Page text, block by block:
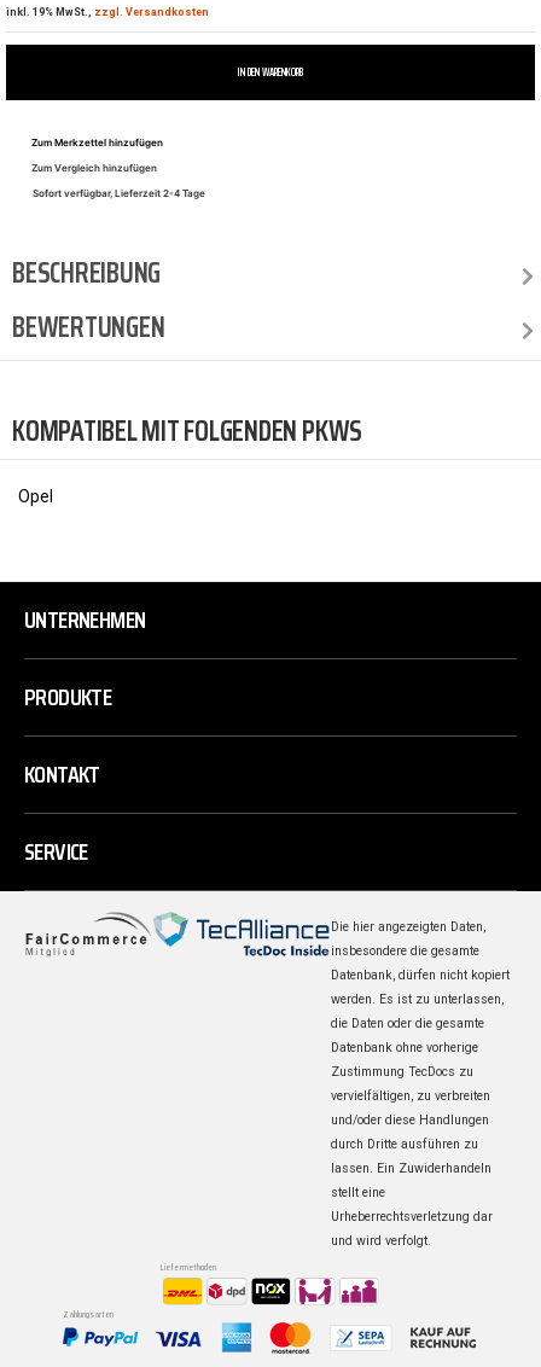
inkl. 19% MwSt., zzgl. Versandkosten
IN DEN WARENKORB
Zum Merkzettel hinzufügen
Zum Vergleich hinzufügen
Sofort verfügbar, Lieferzeit 2-4 Tage
BESCHREIBUNG
BEWERTUNGEN
KOMPATIBEL MIT FOLGENDEN PKWS
Opel
UNTERNEHMEN
PRODUKTE
KONTAKT
SERVICE
Die hier angezeigten Daten,
insbesondere die gesamte
Datenbank, dürfen nicht kopiert
werden. Es ist zu unterlassen,
die Daten oder die gesamte
Datenbank ohne vorherige
Zustimmung TecDocs zu
vervielfältigen, zu verbreiten
und/oder diese Handlungen
durch Dritte ausführen zu
lassen. Ein Zuwiderhandeln
stellt eine
Urheberrechtsverletzung dar
und wird verfolgt.
Liefermethoden
Zahlungsarten